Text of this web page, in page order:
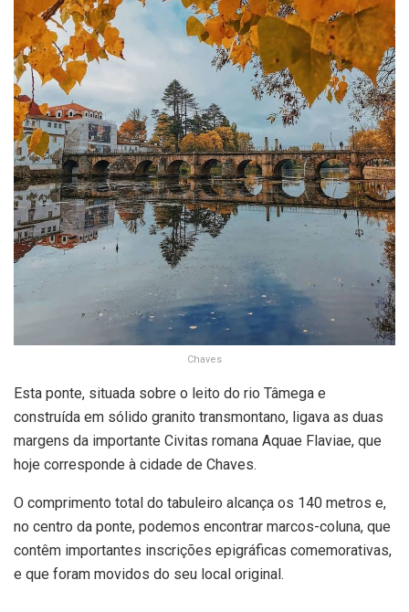
Chaves
Esta ponte, situada sobre o leito do rio Tâmega e
construída em sólido granito transmontano, ligava as duas
margens da importante Civitas romana Aquae Flaviae, que
hoje corresponde à cidade de Chaves.
O comprimento total do tabuleiro alcança os 140 metros e,
no centro da ponte, podemos encontrar marcos-coluna, que
contêm importantes inscrições epigráficas comemorativas,
e que foram movidos do seu local original.